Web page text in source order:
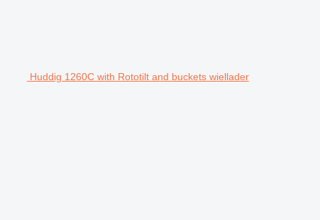
Huddig 1260C with Rototilt and buckets wiellader